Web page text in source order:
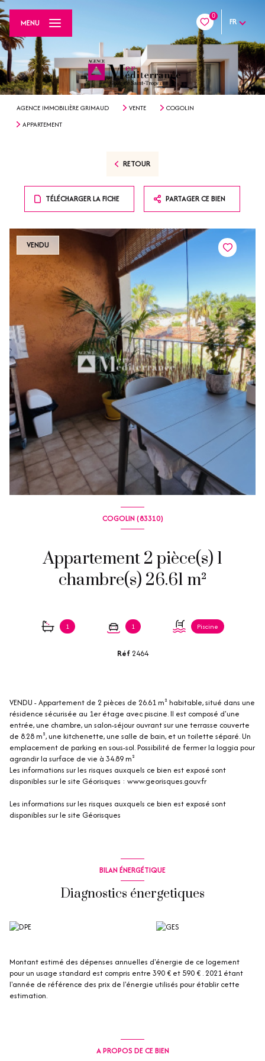
0
FR
MENU
AGENCE IMMOBILIÈRE GRIMAUD VENTE
COGOLIN
APPARTEMENT
RETOUR
TÉLÉCHARGER LA FICHE PARTAGER CE BIEN
VENDU
COGOLIN (83310)
Appartement 2 pièce(s) 1
chambre(s) 26.61 m²
1 1 Piscine
Réf 2464
VENDU - Appartement de 2 pièces de 26.61 m² habitable, situé dans une
résidence sécurisée au 1er étage avec piscine. Il est composé d'une
entrée, une chambre, un salon-séjour ouvrant sur une terrasse couverte
de 8.28 m², une kitchenette, une salle de bain, et un toilette séparé. Un
emplacement de parking en sous-sol. Possibilité de fermer la loggia pour
agrandir la surface de vie à 34.89 m²
Les informations sur les risques auxquels ce bien est exposé sont
disponibles sur le site Géorisques : www.georisques.gouv.fr
Les informations sur les risques auxquels ce bien est exposé sont
disponibles sur le site Géorisques
BILAN ÉNERGÉTIQUE
Diagnostics énergetiques
Montant estimé des dépenses annuelles d'énergie de ce logement
pour un usage standard est compris entre 390 € et 590 € . 2021 étant
l'année de référence des prix de l'énergie utilisés pour établir cette
estimation.
A PROPOS DE CE BIEN